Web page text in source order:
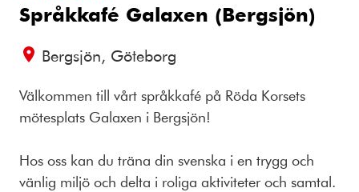
Språkkafé Galaxen (Bergsjön)
Bergsjön, Göteborg
Välkommen till vårt språkkafé på Röda Korsets
mötesplats Galaxen i Bergsjön!
Hos oss kan du träna din svenska i en trygg och
vänlig miljö och delta i roliga aktiviteter och samtal.